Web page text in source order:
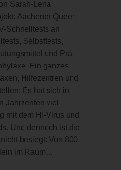
Sarah-Lena
Aachener Queer-
Schnelltests an
Selbsttests,
und Prä-
Ein ganzes
Hilfezentren und
Es hat sich in
Jahrzenten viel
mit dem HI-Virus und
Und dennoch ist die
besiegt: Von 800
im Raum…